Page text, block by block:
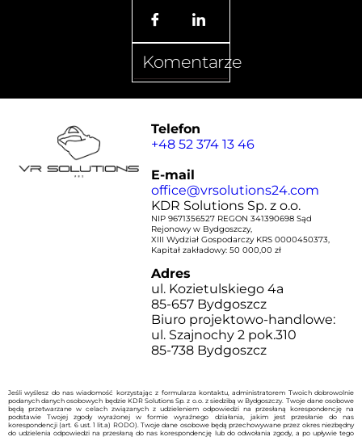
Komentarze
Telefon
+48 52 374 13 46
E-mail
office@vrsolutions24.com
KDR Solutions Sp. z o.o.
NIP 9671356527 REGON 341390698 Sąd
Rejonowy w Bydgoszczy,
XIII Wydział Gospodarczy KRS 0000450373,
Kapitał zakładowy: 50 000,00 zł
Adres
ul. Kozietulskiego 4a
85-657 Bydgoszcz
Biuro projektowo-handlowe:
ul. Szajnochy 2 pok.310
85-738 Bydgoszcz
Jeśli wyślesz do nas wiadomość korzystając z formularza kontaktu, administratorem Twoich dobrowolnie
podanych danych osobowych będzie KDR Solutions Sp. z o.o. z siedzibą w Bydgoszczy. Twoje dane osobowe
będą przetwarzane w celach związanych z udzieleniem odpowiedzi na przesłaną korespondencję na
podstawie Twojej zgody wyrażonej w formie wyraźnego działania, jakim jest przesłanie do nas
korespondencji (art. 6 ust. 1 lit.a) RODO). Twoje dane osobowe będą przechowywane przez okres niezbędny
do udzielenia odpowiedzi na przesłaną do nas korespondencję lub do odwołania zgody, a po upływie tego